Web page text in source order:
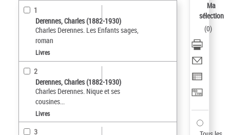
1
Derennes, Charles (1882-1930)
Charles Derennes. Les Enfants sages,
roman
Livres
2
Derennes, Charles (1882-1930)
Charles Derennes. Nique et ses
cousines...
Livres
3
Ma
sélection
(0)